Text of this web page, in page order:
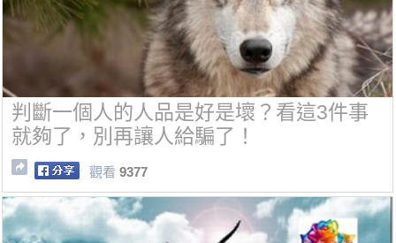
判斷一個人的人品是好是壞？看這3件事
就夠了，別再讓人給騙了！
觀看 9377